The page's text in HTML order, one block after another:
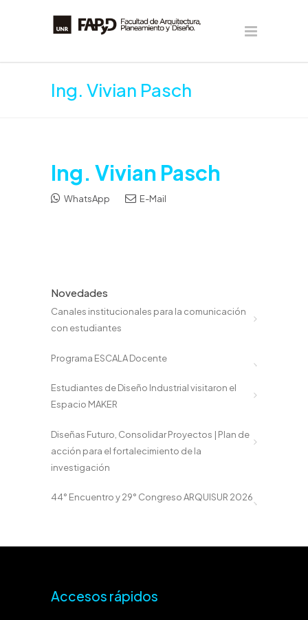
Ing. Vivian Pasch
Ing. Vivian Pasch
WhatsApp E-Mail
Novedades
Canales institucionales para la comunicación
con estudiantes
Programa ESCALA Docente
Estudiantes de Diseño Industrial visitaron el
Espacio MAKER
Diseñas Futuro, Consolidar Proyectos | Plan de
acción para el fortalecimiento de la
investigación
44° Encuentro y 29° Congreso ARQUISUR 2026
Accesos rápidos